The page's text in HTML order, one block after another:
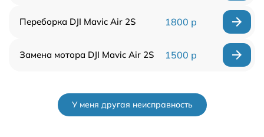
Переборка DJI Mavic Air 2S 1800 р
Замена мотора DJI Mavic Air 2S 1500 р
У меня другая неисправность